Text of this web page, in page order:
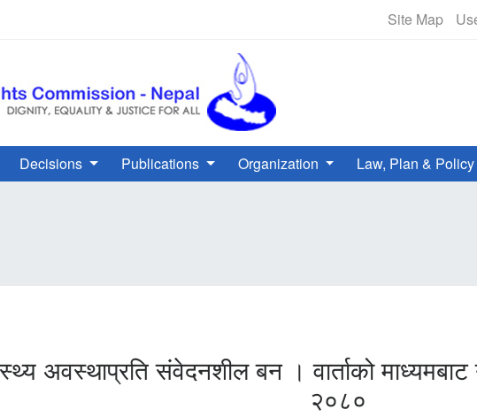
NHRC Hotline - +977-
Site Map
Decisions Publications Organization Law, Plan & Policy
अवस्थाप्रति संवेदनशील बन । वार्ताको
२०८०